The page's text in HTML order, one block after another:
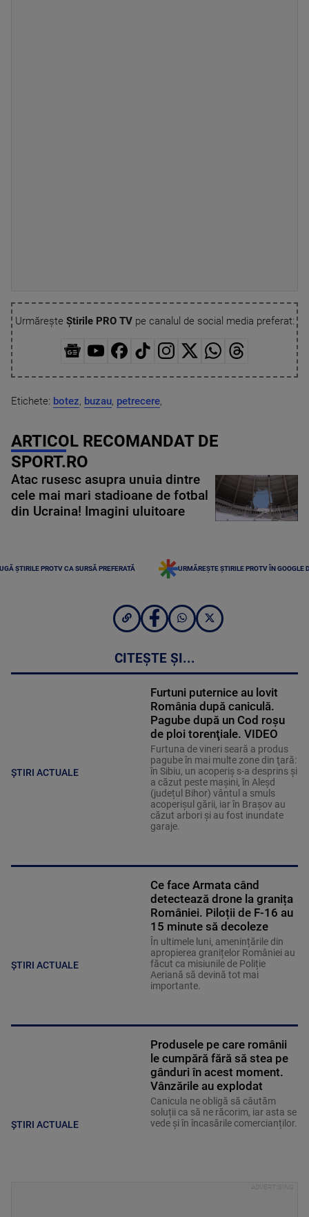
Urmărește Știrile PRO TVpe canalul de social media preferat:
Etichete: botez, buzau, petrecere,
ARTICOL RECOMANDAT DE
SPORT.RO
Atac rusesc asupra unuia dintre
cele mai mari stadioane de fotbal
din Ucraina! Imagini uluitoare
ȘTIRILE PROTV CA SURSĂ PREFERATĂ URMĂREȘTE ȘTIRILE PROTV ÎN GOOGLE
CITEȘTE ȘI...
ȘTIRI ACTUALE
Furtuni puternice au lovit
România după caniculă.
Pagube după un Cod roşu
de ploi torenţiale. VIDEO
Furtuna de vineri seară a produs
pagube în mai multe zone din ţară:
în Sibiu, un acoperiş s-a desprins și
a căzut peste maşini, în Aleşd
(județul Bihor) vântul a smuls
acoperişul gării, iar în Braşov au
căzut arbori şi au fost inundate
garaje.
ȘTIRI ACTUALE
Ce face Armata când
detectează drone la granița
României. Piloții de F-16 au
15 minute să decoleze
În ultimele luni, amenințările din
apropierea granițelor României au
făcut ca misiunile de Poliție
Aeriană să devină tot mai
importante.
ȘTIRI ACTUALE
Produsele pe care românii
le cumpără fără să stea pe
gânduri în acest moment.
Vânzările au explodat
Canicula ne obligă să căutăm
soluții ca să ne răcorim, iar asta se
vede și în încasările comercianților.